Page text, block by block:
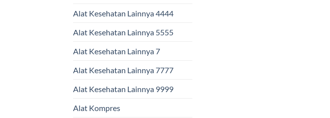
Alat Kesehatan Lainnya 4444
Alat Kesehatan Lainnya 5555
Alat Kesehatan Lainnya 7
Alat Kesehatan Lainnya 7777
Alat Kesehatan Lainnya 9999
Alat Kompres